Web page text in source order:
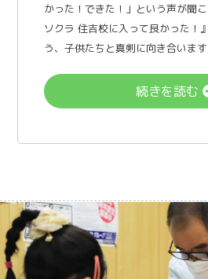
かった！できた！」という声が聞
ソクラ 住吉校に入って良かった！
う、子供たちと真剣に向き合います
続きを読む